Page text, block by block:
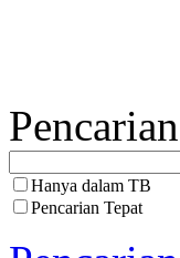
Hanya dalam TB
Pencarian Tepat